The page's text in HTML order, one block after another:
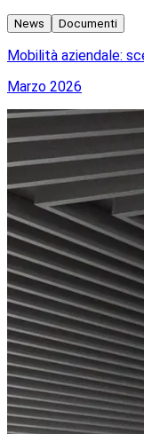
News Documenti
Mobilità aziendale:
Marzo 2026